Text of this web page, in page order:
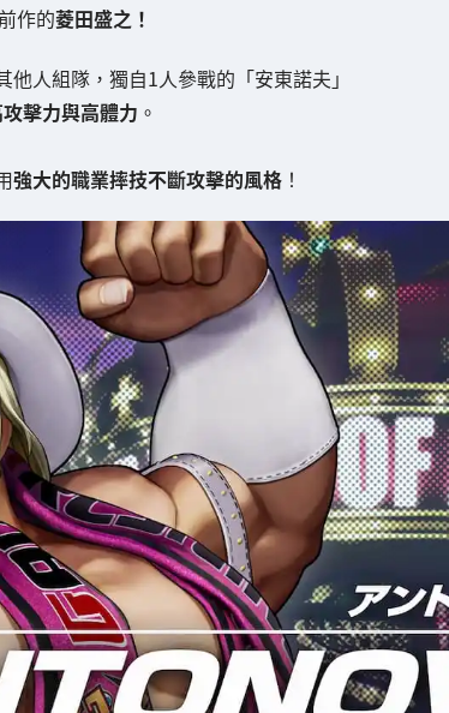
作的菱田盛之！
人組隊，獨自1人參戰的「安東諾夫」
擊力與高體力 。
強大的職業摔技不斷攻擊的風格！